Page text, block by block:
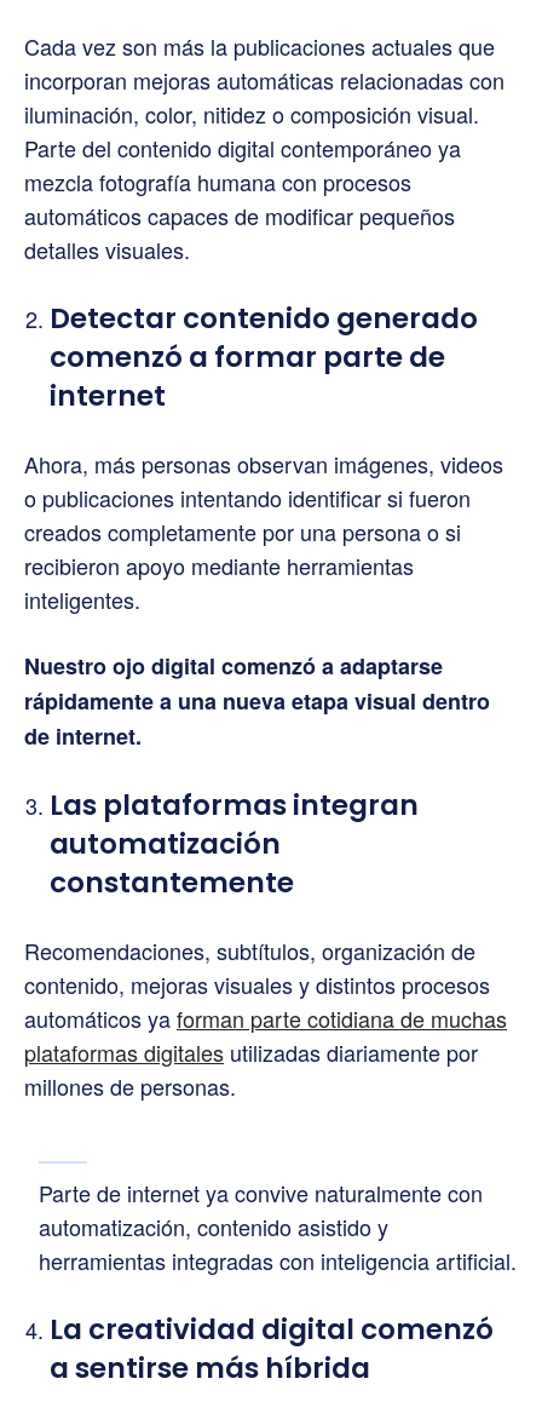
Cada vez son más la publicaciones actuales que
incorporan mejoras automáticas relacionadas con
iluminación, color, nitidez o composición visual.
Parte del contenido digital contemporáneo ya
mezcla fotografía humana con procesos
automáticos capaces de modificar pequeños
detalles visuales.
Detectar contenido generado
comenzó a formar parte de
internet
Ahora, más personas observan imágenes, videos
o publicaciones intentando identificar si fueron
creados completamente por una persona o si
recibieron apoyo mediante herramientas
inteligentes.
Nuestro ojo digital comenzó a adaptarse
rápidamente a una nueva etapa visual dentro
de internet.
Las plataformas integran
automatización
constantemente
Recomendaciones, subtítulos, organización de
contenido, mejoras visuales y distintos procesos
automáticos yaforman parte cotidiana de muchas
plataformas digitales utilizadas diariamente por
millones de personas.
Parte de internet ya convive naturalmente con
automatización, contenido asistido y
herramientas integradas con inteligencia artificial.
La creatividad digital comenzó
a sentirse más híbrida